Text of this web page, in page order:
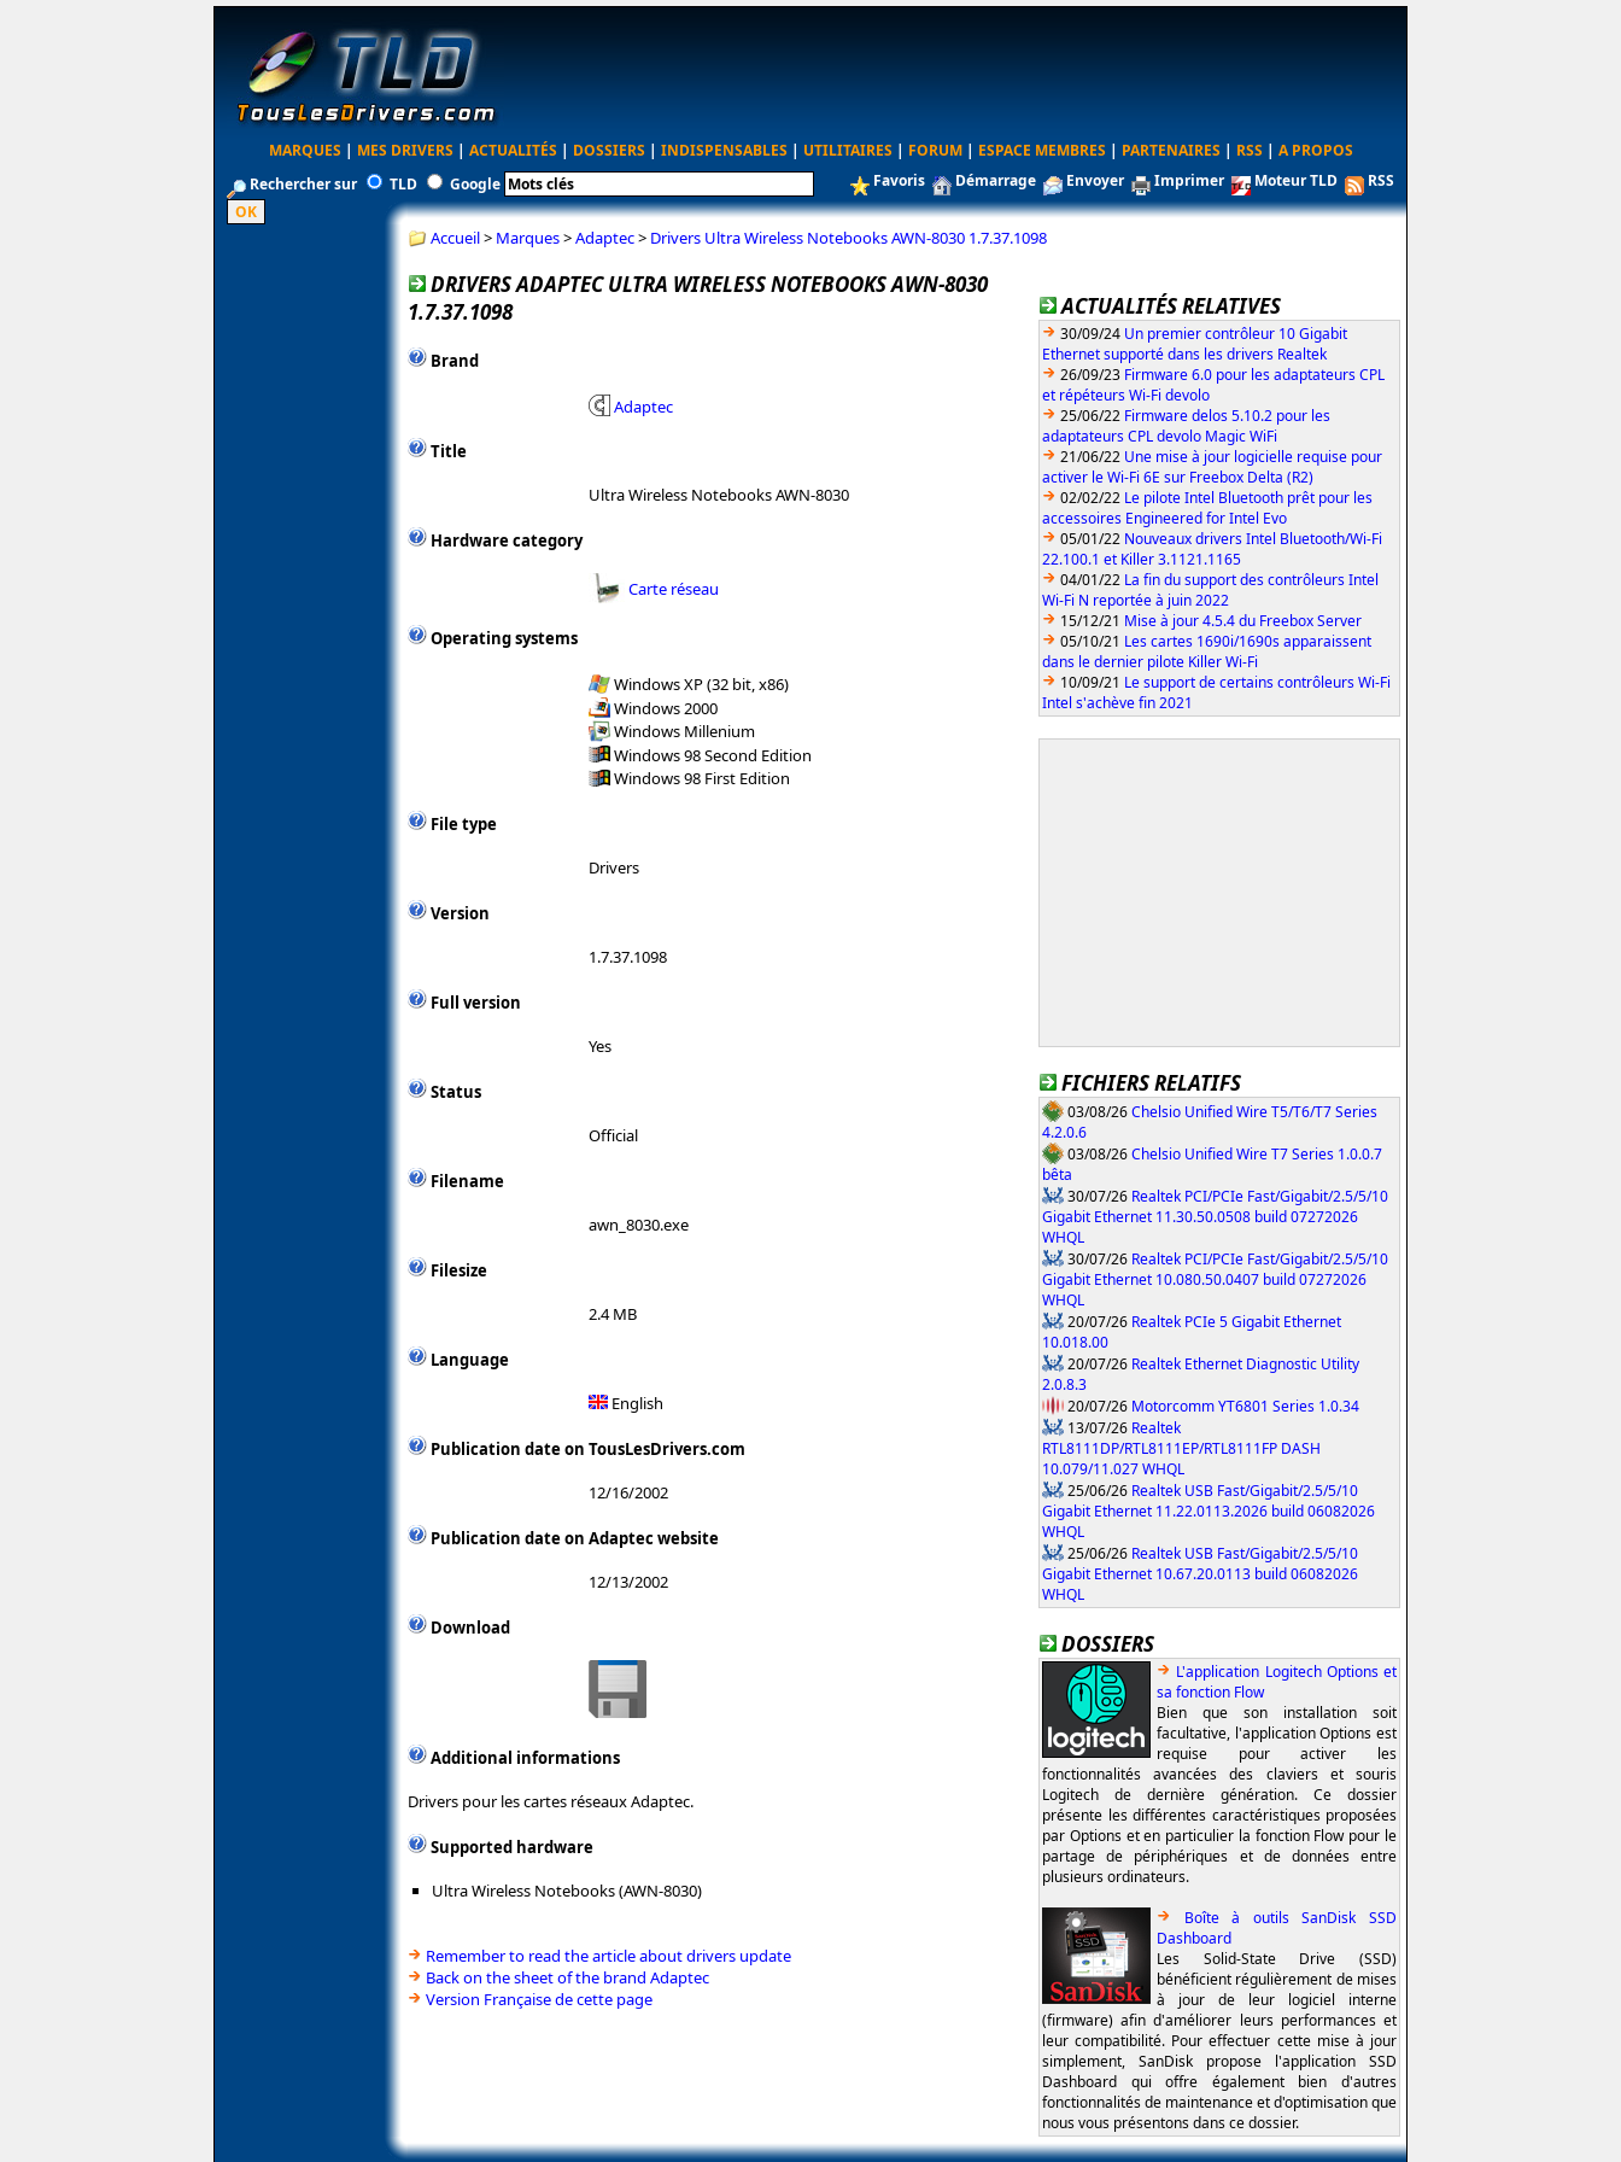
MARQUES | MES DRIVERS | ACTUALITÉS | DOSSIERS | INDISPENSABLES | UTILITAIRES | FORUM | ESPACE MEMBRES | PARTENAIRES | RSS | A PROPOS
Rechercher sur
TLD Google Favoris Démarrage Envoyer Imprimer Moteur TLD RSS
Accueil> Marques>Adaptec> Drivers Ultra Wireless Notebooks AWN-8030 1.7.37.1098
DRIVERS ADAPTEC ULTRA WIRELESS NOTEBOOKS AWN-8030
1.7.37.1098
Brand
Adaptec
Title
Ultra Wireless Notebooks AWN-8030
Hardware category
Carte réseau
Operating systems
Windows XP (32 bit, x86)
Windows 2000
Windows Millenium
Windows 98 Second Edition
Windows 98 First Edition
File type
Drivers
Version
1.7.37.1098
Full version
Yes
Status
Official
Filename
awn_8030.exe
Filesize
2.4 MB
Language
English
Publication date on TousLesDrivers.com
12/16/2002
Publication date on Adaptec website
12/13/2002
Download
Additional informations
Drivers pour les cartes réseaux Adaptec.
Supported hardware
Ultra Wireless Notebooks (AWN-8030)
Remember to read the article about drivers update
Back on the sheet of the brand Adaptec
Version Française de cette page
ACTUALITÉS RELATIVES
30/09/24 Un premier contrôleur 10 Gigabit
Ethernet supporté dans les drivers Realtek
26/09/23 Firmware 6.0 pour les adaptateurs CPL
et répéteurs Wi-Fi devolo
25/06/22 Firmware delos 5.10.2 pour les
adaptateurs CPL devolo Magic WiFi
21/06/22 Une mise à jour logicielle requise pour
activer le Wi-Fi 6E sur Freebox Delta (R2)
02/02/22 Le pilote Intel Bluetooth prêt pour les
accessoires Engineered for Intel Evo
05/01/22 Nouveaux drivers Intel Bluetooth/Wi-Fi
22.100.1 et Killer 3.1121.1165
04/01/22 La fin du support des contrôleurs Intel
Wi-Fi N reportée à juin 2022
15/12/21 Mise à jour 4.5.4 du Freebox Server
05/10/21 Les cartes 1690i/1690s apparaissent
dans le dernier pilote Killer Wi-Fi
10/09/21 Le support de certains contrôleurs Wi-Fi
Intel s'achève fin 2021
FICHIERS RELATIFS
03/08/26Chelsio Unified Wire T5/T6/T7 Series
4.2.0.6
03/08/26Chelsio Unified Wire T7 Series 1.0.0.7
bêta
30/07/26 Realtek PCI/PCIe Fast/Gigabit/2.5/5/10
Gigabit Ethernet 11.30.50.0508 build 07272026
WHQL
30/07/26 Realtek PCI/PCIe Fast/Gigabit/2.5/5/10
Gigabit Ethernet 10.080.50.0407 build 07272026
WHQL
20/07/26 Realtek PCIe 5 Gigabit Ethernet
10.018.00
20/07/26 Realtek Ethernet Diagnostic Utility
2.0.8.3
20/07/26 Motorcomm YT6801 Series 1.0.34
13/07/26 Realtek
RTL8111DP/RTL8111EP/RTL8111FP DASH
10.079/11.027 WHQL
25/06/26 Realtek USB Fast/Gigabit/2.5/5/10
Gigabit Ethernet 11.22.0113.2026 build 06082026
WHQL
25/06/26 Realtek USB Fast/Gigabit/2.5/5/10
Gigabit Ethernet 10.67.20.0113 build 06082026
WHQL
DOSSIERS
L'application Logitech Options et
sa fonction Flow
Bien que son installation soit
facultative, l'application Options est
requise pour activer les
fonctionnalités avancées des claviers et souris
Logitech de dernière génération. Ce dossier
présente les différentes caractéristiques proposées
par Options et en particulier la fonction Flow pour le
partage de périphériques et de données entre
plusieurs ordinateurs.
Boîte à outils SanDisk SSD
Dashboard
Les Solid-State Drive (SSD)
bénéficient régulièrement de mises
à jour de leur logiciel interne
(firmware) afin d'améliorer leurs performances et
leur compatibilité. Pour effectuer cette mise à jour
simplement, SanDisk propose l'application SSD
Dashboard qui offre également bien d'autres
fonctionnalités de maintenance et d'optimisation que
nous vous présentons dans ce dossier.